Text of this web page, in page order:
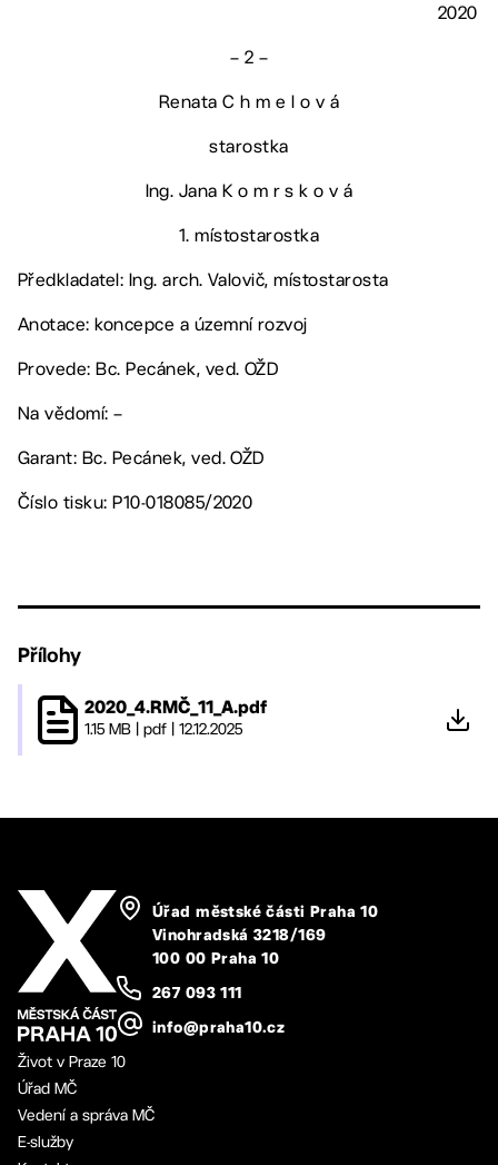
2020
– 2 –
Renata C h m e l o v á
starostka
Ing. Jana K o m r s k o v á
1. místostarostka
Předkladatel: Ing. arch. Valovič, místostarosta
Anotace: koncepce a územní rozvoj
Provede: Bc. Pecánek, ved. OŽD
Na vědomí: –
Garant: Bc. Pecánek, ved. OŽD
Číslo tisku: P10-018085/2020
Přílohy
2020_4.RMČ_11_A.pdf
1.15 MB pdf 12.12.2025
Úřad městské části Praha 10
Vinohradská 3218/169
100 00 Praha 10
267 093 111
info@praha10.cz
Život v Praze 10
Úřad MČ
Vedení a správa MČ
E-služby